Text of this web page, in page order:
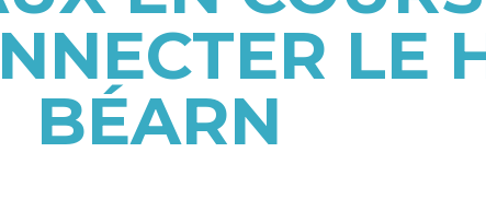
LE
BÉARN